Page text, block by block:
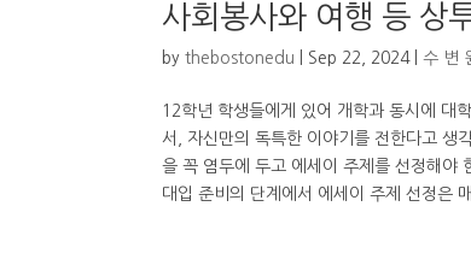
사회봉사와 여행 등 상
bythebostonedu Sep 22, 2024|수 변
12학년 학생들에게 있어 개학과 동시에 대
서, 자신만의 독특한 이야기를 전한다고 생
을 꼭 염두에 두고 에세이 주제를 선정해야
대입 준비의 단계에서 에세이 주제 선정은